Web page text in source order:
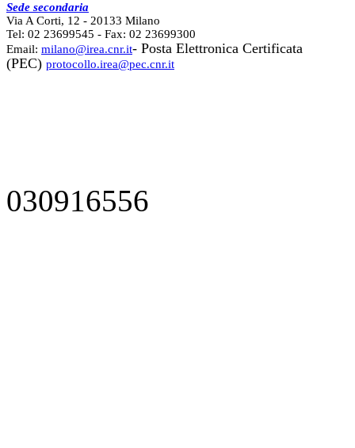
Sede secondaria
Via A Corti, 12 - 20133 Milano
Tel: 02 23699545 - Fax: 02 23699300
Email: milano@irea.cnr.it- Posta Elettronica Certificata
(PEC) protocollo.irea@pec.cnr.it
030916556